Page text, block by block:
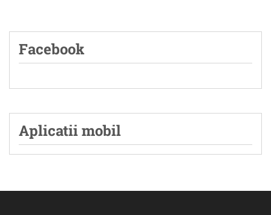
Facebook
Aplicatii mobil